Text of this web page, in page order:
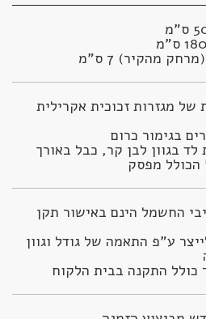
מהקיר) 7 ס"מ
כולל התקנה בבית הלקוח